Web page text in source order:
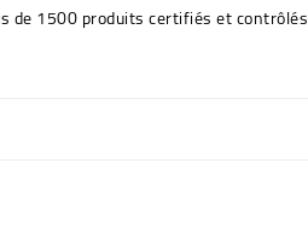
de 1500 produits certifiés et contrôlés